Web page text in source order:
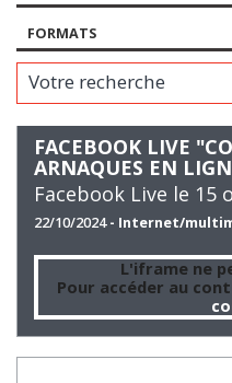
FORMATS
Votre recherche
FACEBOOK LIVE
ARNAQUES EN
Facebook Live le 15
22/10/2024 - Internet/
L'iframe ne
Pour accéder au